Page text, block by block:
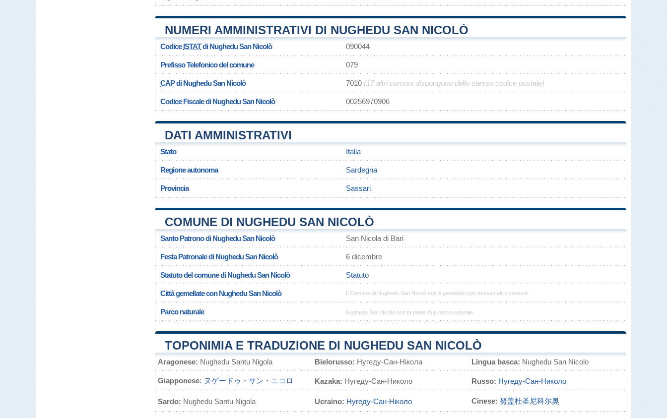
NUMERI AMMINISTRATIVI DI NUGHEDU SAN NICOLÒ
CodiceISTATdi Nughedu San Nicolò 090044
Prefisso Telefonico del comune 079
CAPdi Nughedu San Nicolò 7010 (17 altri comuni dispongono dello stesso codice postale)
Codice Fiscale di Nughedu San Nicolò 00256970906
DATI AMMINISTRATIVI
Stato Italia
Regione autonoma Sardegna
Provincia Sassari
COMUNE DI NUGHEDU SAN NICOLÒ
Santo Patrono di Nughedu San Nicolò San Nicola di Bari
Festa Patronale di Nughedu San Nicolò 6 dicembre
Statuto del comune di Nughedu San Nicolò Statuto
Città gemellate con Nughedu San Nicolò Il Comune di Nughedu San Nicolò non è gemellato con nessun altro comune.
Parco naturale Nughedu San Nicolò non fa parte d'un parco naturale
TOPONIMIA E TRADUZIONE DI NUGHEDU SAN NICOLÒ
Aragonese: Nughedu Santu Nigola Bielorusso: Нугеду-Сан-Нікола Lingua basca: Nughedu San Nicolo
Giapponese: ヌゲードゥ・サン・ニコロ Kazaka: Нугеду-Сан-Николо Russo: Нугеду-Сан-Николо
Sardo: Nughedu Santu Nigola Ucraino: Нугеду-Сан-Ніколо Cinese: 努盖杜圣尼科尔奥